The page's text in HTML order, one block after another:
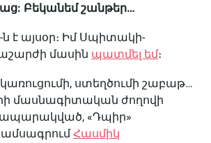
Բեկանեմ շանթեր…
է այսօր։ Իմ Սպիտակի-
մասին պատմել եմ։
կառուցումի, ստեղծումի շաբաթ…
մասնագիտական ժողովի
«Դպիր»
ամսագրումՀասմիկ